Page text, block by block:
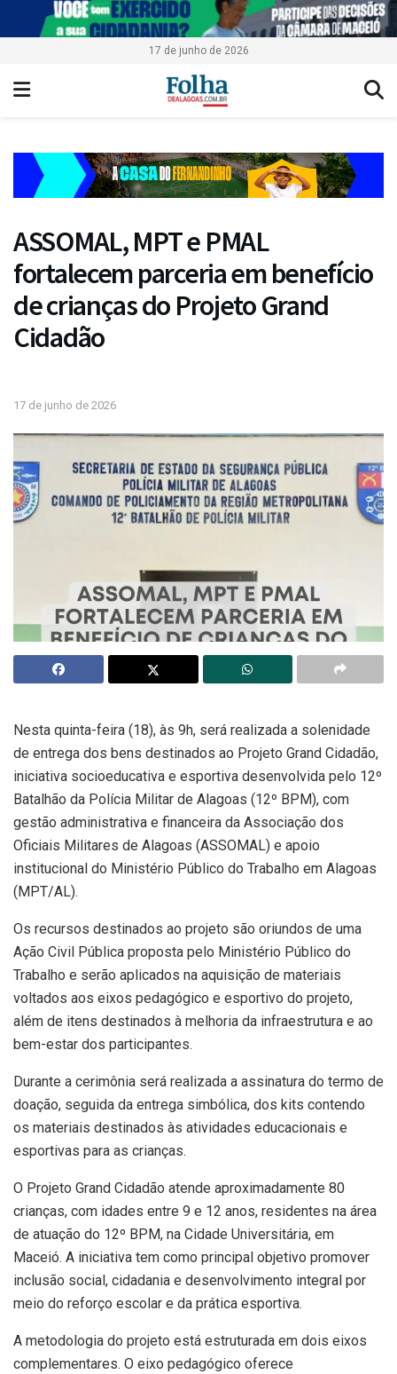
17 de junho de 2026
ASSOMAL, MPT e PMAL
fortalecem parceria em benefício
de crianças do Projeto Grand
Cidadão
17 de junho de 2026
Nesta quinta-feira (18), às 9h, será realizada a solenidade
de entrega dos bens destinados ao Projeto Grand Cidadão,
iniciativa socioeducativa e esportiva desenvolvida pelo 12º
Batalhão da Polícia Militar de Alagoas (12º BPM), com
gestão administrativa e financeira da Associação dos
Oficiais Militares de Alagoas (ASSOMAL) e apoio
institucional do Ministério Público do Trabalho em Alagoas
(MPT/AL).
Os recursos destinados ao projeto são oriundos de uma
Ação Civil Pública proposta pelo Ministério Público do
Trabalho e serão aplicados na aquisição de materiais
voltados aos eixos pedagógico e esportivo do projeto,
além de itens destinados à melhoria da infraestrutura e ao
bem-estar dos participantes.
Durante a cerimônia será realizada a assinatura do termo de
doação, seguida da entrega simbólica, dos kits contendo
os materiais destinados às atividades educacionais e
esportivas para as crianças.
O Projeto Grand Cidadão atende aproximadamente 80
crianças, com idades entre 9 e 12 anos, residentes na área
de atuação do 12º BPM, na Cidade Universitária, em
Maceió. A iniciativa tem como principal objetivo promover
inclusão social, cidadania e desenvolvimento integral por
meio do reforço escolar e da prática esportiva.
A metodologia do projeto está estruturada em dois eixos
complementares. O eixo pedagógico oferece